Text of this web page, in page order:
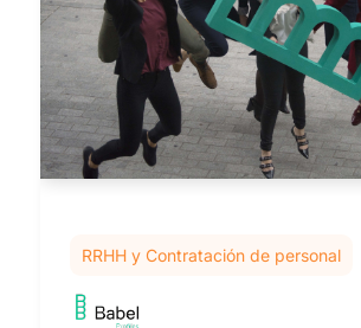
RRHH y Contratación de personal